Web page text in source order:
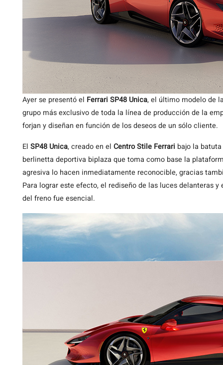
Ayer se presentó el Ferrari SP48 Unica, el último modelo de
grupo más exclusivo de toda la línea de producción de la
forjan y diseñan en función de los deseos de un sólo cliente.
El SP48 Unica, creado en el Centro Stile Ferrari bajo la
berlinetta deportiva biplaza que toma como base la
agresiva lo hacen inmediatamente reconocible, gracias
Para lograr este efecto, el rediseño de las luces delanteras
del freno fue esencial.